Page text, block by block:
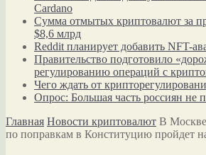
Cardano
Сумма отмытых криптовалют за
$8,6 млрд
Reddit планирует добавить NFT-
Правительство подготовило
регулированию операций с
Чего ждать от
Опрос: Большая часть россиян не
Главная Новости криптовалют В
по поправкам в Конституцию пройдет